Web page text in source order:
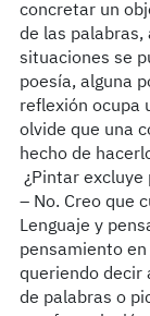
concretar un
de las palabras,
situaciones se
poesía, alguna
reflexión ocupa
olvide que una
hecho de
¿Pintar excluye
– No. Creo que
Lenguaje y
pensamiento en
queriendo decir
de palabras o